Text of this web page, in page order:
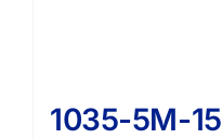
1035-5M-15